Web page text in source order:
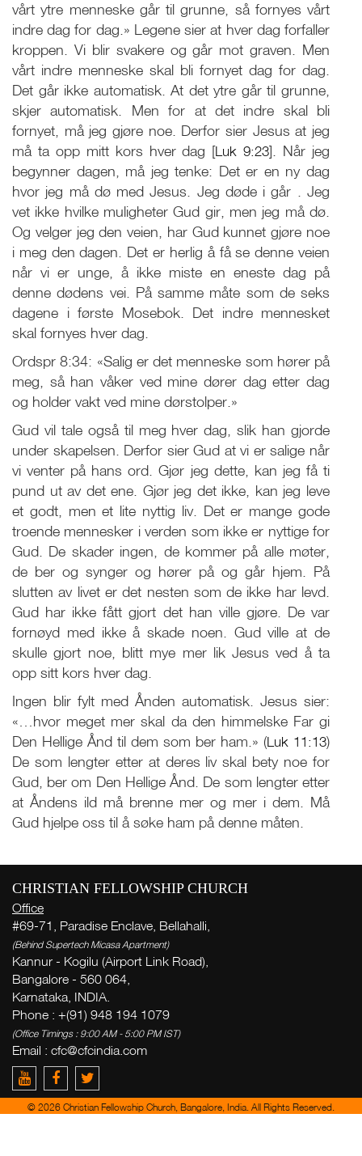
vårt ytre menneske går til grunne, så fornyes vårt
indre dag for dag.» Legene sier at hver dag forfaller
kroppen. Vi blir svakere og går mot graven. Men
vårt indre menneske skal bli fornyet dag for dag.
Det går ikke automatisk. At det ytre går til grunne,
skjer automatisk. Men for at det indre skal bli
fornyet, må jeg gjøre noe. Derfor sier Jesus at jeg
må ta opp mitt kors hver dag [Luk 9:23]. Når jeg
begynner dagen, må jeg tenke: Det er en ny dag
hvor jeg må dø med Jesus. Jeg døde i går . Jeg
vet ikke hvilke muligheter Gud gir, men jeg må dø.
Og velger jeg den veien, har Gud kunnet gjøre noe
i meg den dagen. Det er herlig å få se denne veien
når vi er unge, å ikke miste en eneste dag på
denne dødens vei. På samme måte som de seks
dagene i første Mosebok. Det indre mennesket
skal fornyes hver dag.
Ordspr 8:34: «Salig er det menneske som hører på
meg, så han våker ved mine dører dag etter dag
og holder vakt ved mine dørstolper.»
Gud vil tale også til meg hver dag, slik han gjorde
under skapelsen. Derfor sier Gud at vi er salige når
vi venter på hans ord. Gjør jeg dette, kan jeg få ti
pund ut av det ene. Gjør jeg det ikke, kan jeg leve
et godt, men et lite nyttig liv. Det er mange gode
troende mennesker i verden som ikke er nyttige for
Gud. De skader ingen, de kommer på alle møter,
de ber og synger og hører på og går hjem. På
slutten av livet er det nesten som de ikke har levd.
Gud har ikke fått gjort det han ville gjøre. De var
fornøyd med ikke å skade noen. Gud ville at de
skulle gjort noe, blitt mye mer lik Jesus ved å ta
opp sitt kors hver dag.
Ingen blir fylt med Ånden automatisk. Jesus sier:
«…hvor meget mer skal da den himmelske Far gi
Den Hellige Ånd til dem som ber ham.» (Luk 11:13)
De som lengter etter at deres liv skal bety noe for
Gud, ber om Den Hellige Ånd. De som lengter etter
at Åndens ild må brenne mer og mer i dem. Må
Gud hjelpe oss til å søke ham på denne måten.
CHRISTIAN FELLOWSHIP CHURCH
Office
#69-71, Paradise Enclave, Bellahalli,
(Behind Supertech Micasa Apartment)
Kannur - Kogilu (Airport Link Road),
Bangalore - 560 064,
Karnataka, INDIA.
Phone : +(91) 948 194 1079
(Office Timings : 9:00 AM - 5:00 PM IST)
Email : cfc@cfcindia.com
© 2026 Christian Fellowship Church, Bangalore, India. All Rights Reserved.